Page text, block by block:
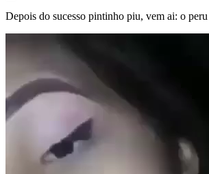
Depois do sucesso pintinho piu, vem ai: o